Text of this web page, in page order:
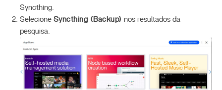
Syncthing.
Selecione Syncthing (Backup) nos resultados da
pesquisa.